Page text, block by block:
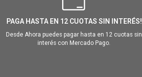
PAGA HASTA EN 12 CUOTAS SIN INTERÉS!
Desde Ahora puedes pagar hasta en 12 cuotas sin
interés con Mercado Pago.